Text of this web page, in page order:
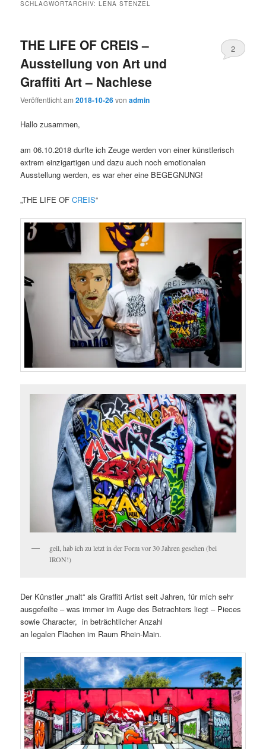
SCHLAGWORTARCHIV:LENA STENZEL
THE LIFE OF CREIS –
Ausstellung von Art und
Graffiti Art – Nachlese
Veröffentlicht am2018-10-26vonadmin
2
Hallo zusammen,
am 06.10.2018 durfte ich Zeuge werden von einer künstlerisch
extrem einzigartigen und dazu auch noch emotionalen
Ausstellung werden, es war eher eine BEGEGNUNG!
„THE LIFE OFCREIS“
geil, hab ich zu letzt in der Form vor 30 Jahren gesehen (bei
IRON!)
Der Künstler „malt“ als Graffiti Artist seit Jahren, für mich sehr
ausgefeilte – was immer im Auge des Betrachters liegt – Pieces
sowie Character, in beträchtlicher Anzahl
an legalen Flächen im Raum Rhein-Main.